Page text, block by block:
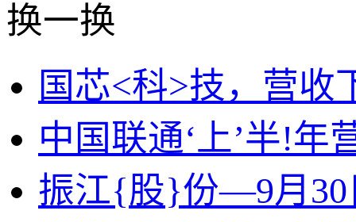
换一换
国芯<科>技，营收
中国联通‘上’半!年
振江{股}份—9月30